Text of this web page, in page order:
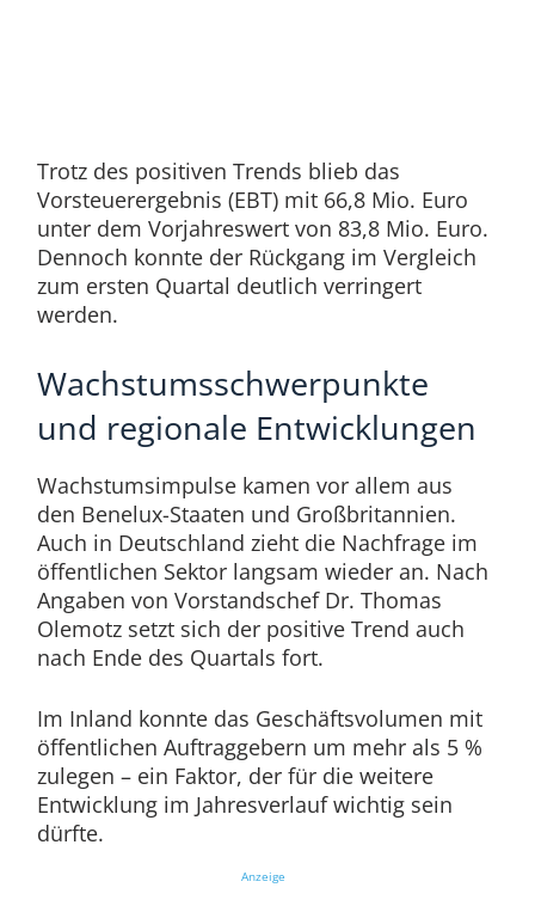
Trotz des positiven Trends blieb das
Vorsteuerergebnis (EBT) mit 66,8 Mio. Euro
unter dem Vorjahreswert von 83,8 Mio. Euro.
Dennoch konnte der Rückgang im Vergleich
zum ersten Quartal deutlich verringert
werden.
Wachstumsschwerpunkte
und regionale Entwicklungen
Wachstumsimpulse kamen vor allem aus
den Benelux-Staaten und Großbritannien.
Auch in Deutschland zieht die Nachfrage im
öffentlichen Sektor langsam wieder an. Nach
Angaben von Vorstandschef Dr. Thomas
Olemotz setzt sich der positive Trend auch
nach Ende des Quartals fort.
Im Inland konnte das Geschäftsvolumen mit
öffentlichen Auftraggebern um mehr als 5 %
zulegen – ein Faktor, der für die weitere
Entwicklung im Jahresverlauf wichtig sein
dürfte.
Anzeige